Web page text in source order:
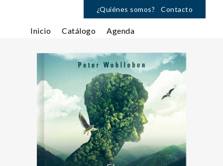
¿Quiénes somos? Contacto
Inicio Catálogo Agenda